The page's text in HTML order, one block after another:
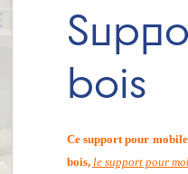
bois
Ce support pour
bois, le support pour